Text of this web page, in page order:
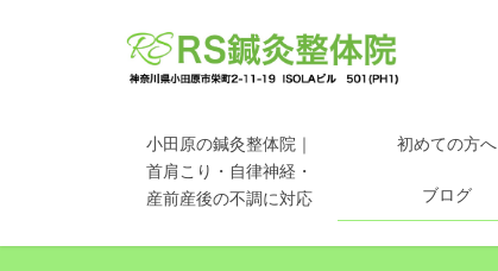
小田原の鍼灸整体院｜
首肩こり・自律神経・
産前産後の不調に対応
初めての方へ
ブログ